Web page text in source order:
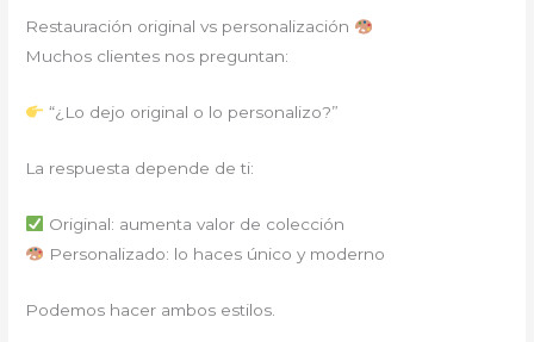
Restauración original vs personalización
Muchos clientes nos preguntan:
“¿Lo dejo original o lo personalizo?”
La respuesta depende de ti:
Original: aumenta valor de colección
Personalizado: lo haces único y moderno
Podemos hacer ambos estilos.